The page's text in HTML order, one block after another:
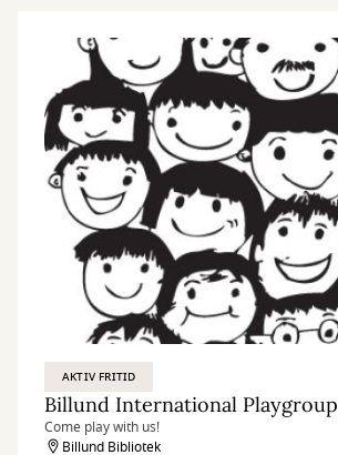
AKTIV FRITID
Billund International Playgroup
Come play with us!
Billund Bibliotek